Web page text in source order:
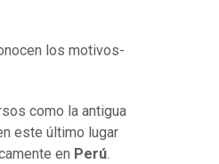
los motivos-
como la antigua
este último lugar
en Perú.